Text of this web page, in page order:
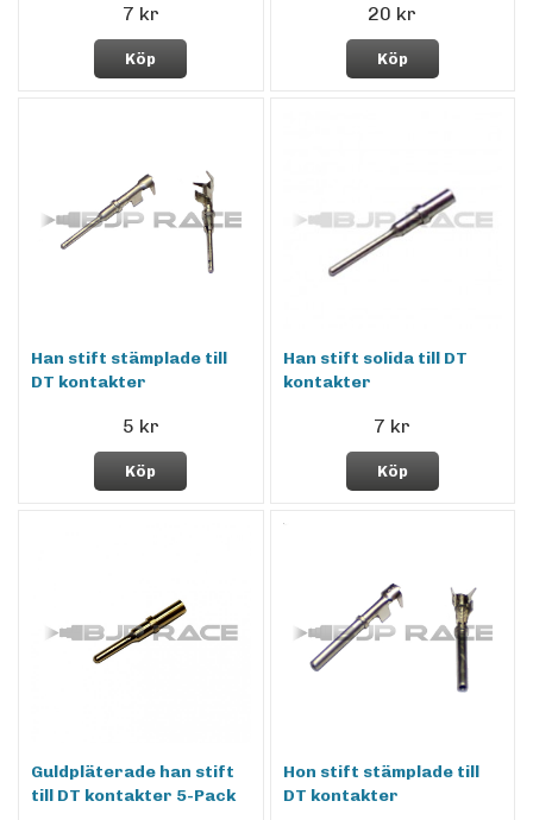
7 kr
Köp
20 kr
Köp
Han stift stämplade till
DT kontakter
5 kr
Köp
Han stift solida till DT
kontakter
7 kr
Köp
Guldpläterade han stift
till DT kontakter 5-Pack
Hon stift stämplade till
DT kontakter